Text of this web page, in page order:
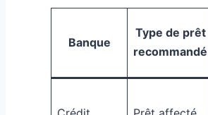
Banque
Type de prêt
recommandé